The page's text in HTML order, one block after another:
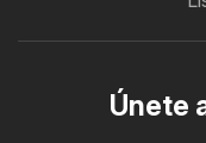
Únete